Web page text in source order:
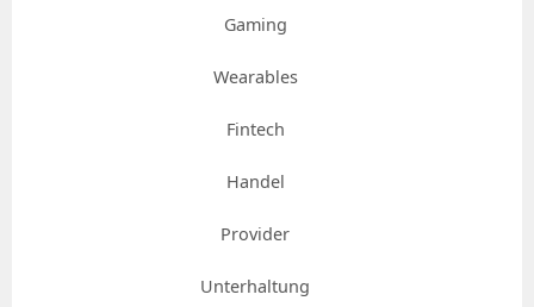
Gaming
Wearables
Fintech
Handel
Provider
Unterhaltung